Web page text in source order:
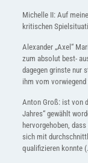
Michelle II: Auf
kritischen
Alexander „Axel“
zum absolut best-
dagegen grinste nur
ihm vom
Anton Groß: ist von
Jahres“ gewählt
hervorgehoben,
sich mit
qualifizieren konnte